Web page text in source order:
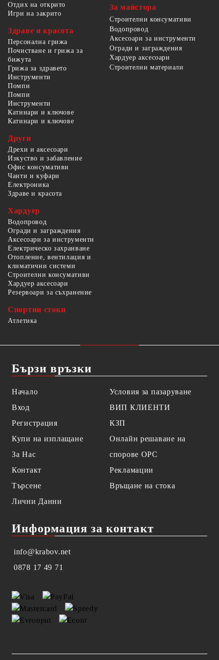
Отдих на открито
Игри на закрито
Здраве и красота
Персонална грижа
Почистване и грижа за
бижута
Грижа за здравето
За майстора
Строителни консумативи
Водопровод
Аксесоари за инструменти
Огради и заграждения
Хардуер аксесоари
Строителни материали
Инструменти
Помпи
Помпи
Инструменти
Катинари и ключове
Катинари и ключове
Други
Дрехи и аксесоари
Изкуство и забавление
Офис консумативи
Чанти и куфари
Електроника
Здраве и красота
Хардуер
Водопровод
Огради и заграждения
Аксесоари за инструменти
Електрическо захранване
Отопление, вентилация и
климатични системи
Строителни консумативи
Хардуер аксесоари
Резервоари за съхранение
Спортни стоки
Атлетика
Бързи връзки
Начало
Вход
Регистрация
Купи на изплащане
За Нас
Контакт
Търсене
Лични Данни
Условия за пазаруване
ВИП КЛИЕНТИ
КЗП
Онлайн решаване на
спорове OPC
Рекламации
Връщане на стока
Информация за контакт
info@krabov.net
0878 17 49 71